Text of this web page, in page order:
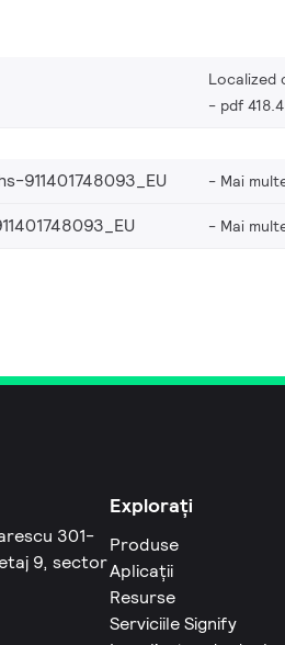
Localized
pdf
911401748093_EU Mai
Mai
301-
etaj 9, sector
Explorați
Produse
Aplicații
Resurse
Serviciile Signify